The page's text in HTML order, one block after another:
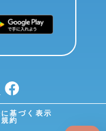
facebook
基づく表示
約